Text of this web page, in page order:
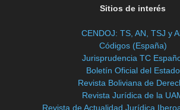
Sitios de interés
CENDOJ: TS, AN, TSJ y
Códigos (España)
Jurisprudencia TC
Boletín Oficial del Estado
Revista Boliviana de
Revista Jurídica de la
Revista de Actualidad Jurídica